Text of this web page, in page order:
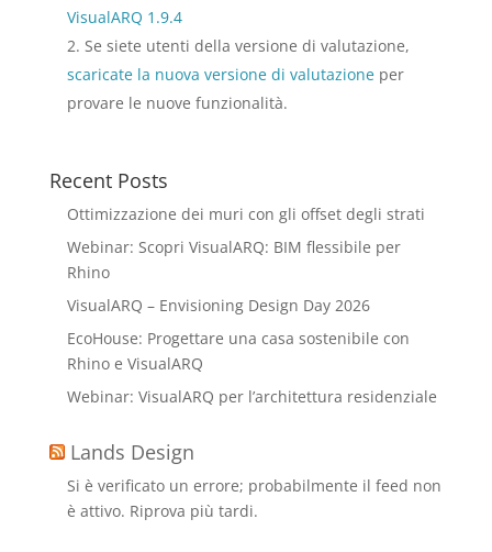
VisualARQ 1.9.4
Se siete utenti della versione di valutazione,
scaricate la nuova versione di valutazioneper
provare le nuove funzionalità.
Recent Posts
Ottimizzazione dei muri con gli offset degli strati
Webinar: Scopri VisualARQ: BIM flessibile per
Rhino
VisualARQ – Envisioning Design Day 2026
EcoHouse: Progettare una casa sostenibile con
Rhino e VisualARQ
Webinar: VisualARQ per l’architettura residenziale
Lands Design
Si è verificato un errore; probabilmente il feed non
è attivo. Riprova più tardi.